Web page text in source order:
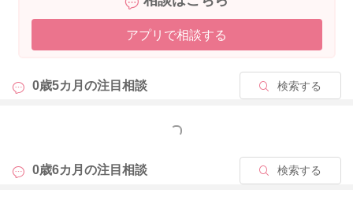
アプリで相談する
0歳5カ月の注目相談 検索する
もっと見る
0歳6カ月の注目相談 検索する